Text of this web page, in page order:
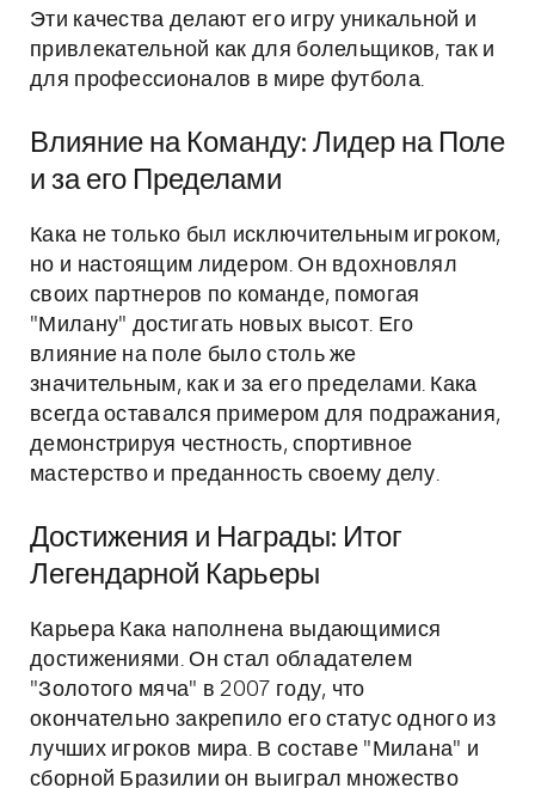
Эти качества делают его игру уникальной и
привлекательной как для болельщиков, так и
для профессионалов в мире футбола.
Влияние на Команду: Лидер на Поле
и за его Пределами
Кака не только был исключительным игроком,
но и настоящим лидером. Он вдохновлял
своих партнеров по команде, помогая
"Милану" достигать новых высот. Его
влияние на поле было столь же
значительным, как и за его пределами. Кака
всегда оставался примером для подражания,
демонстрируя честность, спортивное
мастерство и преданность своему делу.
Достижения и Награды: Итог
Легендарной Карьеры
Карьера Кака наполнена выдающимися
достижениями. Он стал обладателем
"Золотого мяча" в 2007 году, что
окончательно закрепило его статус одного из
лучших игроков мира. В составе "Милана" и
сборной Бразилии он выиграл множество